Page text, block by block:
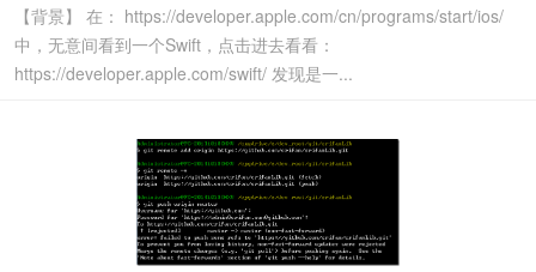
【背景】 在： https://developer.apple.com/cn/programs/start/ios/
中，无意间看到一个Swift，点击进去看看：
https://developer.apple.com/swift/ 发现是一...